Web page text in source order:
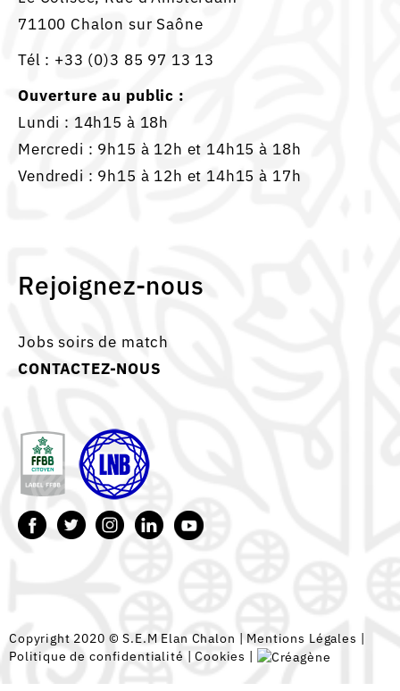
71100 Chalon sur Saône
Tél : +33 (0)3 85 97 13 13
Ouverture au public :
Lundi : 14h15 à 18h
Mercredi : 9h15 à 12h et 14h15 à 18h
Vendredi : 9h15 à 12h et 14h15 à 17h
Rejoignez-nous
Jobs soirs de match
CONTACTEZ-NOUS
Copyright 2020 © S.E.M Elan Chalon | Mentions Légales |
Politique de confidentialité |Cookies |